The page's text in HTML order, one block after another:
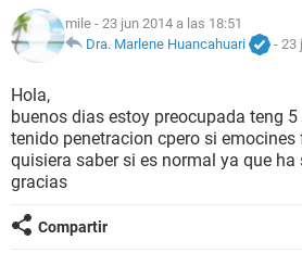
NUTRICIÓN
BIENESTAR
SEXUALIDAD
GLOSARIO
mile - 23 jun 2014 a las 18:51
Dra. Marlene Huancahuari
- 23
Hola,
buenos dias estoy preocupada teng
tenido penetracion cpero si
quisiera saber si es normal ya que
gracias
Compartir